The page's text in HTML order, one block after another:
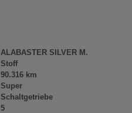
ALABASTER SILVER M.
Stoff
90.316 km
Super
Schaltgetriebe
5